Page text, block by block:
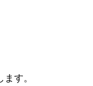
す。